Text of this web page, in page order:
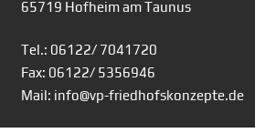
65719 Hofheim am Taunus
Tel.: 06122/ 7041720
Fax: 06122/ 5356946
Mail: info@vp-friedhofskonzepte.de